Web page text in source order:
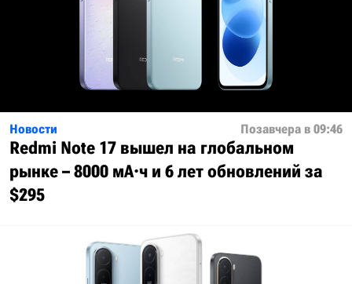
Новости Позавчера в 09:46
Redmi Note 17 вышел на глобальном
рынке – 8000 мА·ч и 6 лет обновлений за
$295